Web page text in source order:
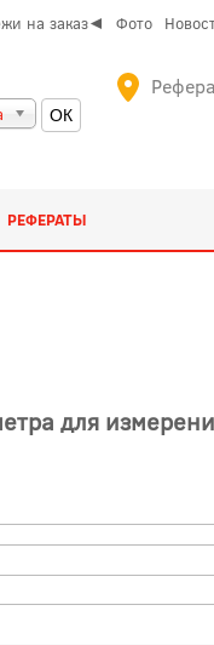
на заказ◄ Фото
РЕФЕРАТЫ
для